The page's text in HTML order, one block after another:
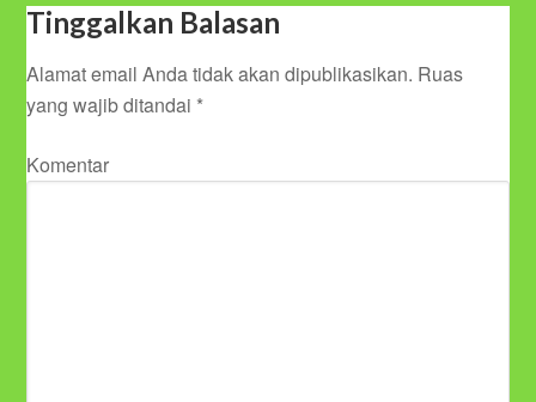
Tinggalkan Balasan
Alamat email Anda tidak akan dipublikasikan. Ruas
yang wajib ditandai *
Komentar